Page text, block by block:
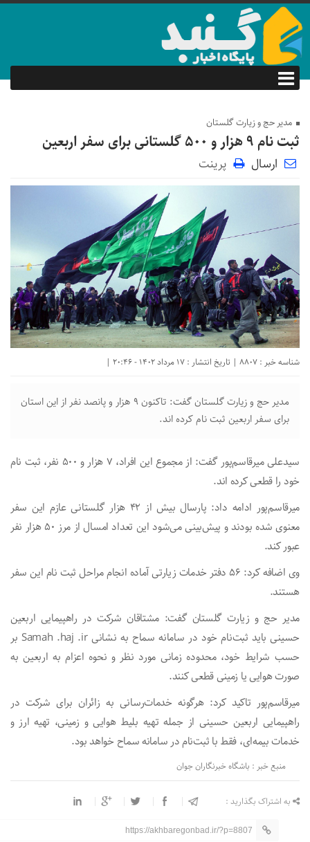
مدیر حج و زیارت گلستان
ثبت نام ۹ هزار و ۵۰۰ گلستانی برای سفر اربعین
ارسال پرینت
شناسه خبر : 8807 | تاریخ انتشار : 17 مرداد 1402 - 20:46 |
مدیر حج و زیارت گلستان گفت: تاکنون ۹ هزار و پانصد نفر از این استان
برای سفر اربعین ثبت نام کرده اند.
سیدعلی میرقاسم‌پور گفت: از مجموع این افراد، ۷ هزار و ۵۰۰ نفر، ثبت نام
خود را قطعی کرده اند.
میرقاسم‌پور ادامه داد: پارسال بیش از ۴۲ هزار گلستانی عازم این سفر
معنوی شده بودند و پیش‌بینی می‌شود این تعداد امسال از مرز ۵۰ هزار نفر
عبور کند.
وی اضافه کرد: ۵۶ دفتر خدمات زیارتی آماده انجام مراحل ثبت نام این سفر
هستند.
مدیر حج و زیارت گلستان گفت: مشتاقان شرکت در راهپیمایی اربعین
حسینی باید ثبت‌نام خود در سامانه سماح به نشانی Samah .haj .ir بر
حسب شرایط خود، محدوده زمانی مورد نظر و نحوه اعزام به اربعین به
صورت هوایی یا زمینی قطعی کنند.
میرقاسم‌پور تاکید کرد: هرگونه خدمات‌رسانی به زائران برای شرکت در
راهپیمایی اربعین حسینی از جمله تهیه بلیط هوایی و زمینی، تهیه ارز و
خدمات بیمه‌ای، فقط با ثبت‌نام در سامانه سماح خواهد بود.
منبع خبر : باشگاه خبرنگاران جوان
به اشتراک بگذارید :
https://akhbaregonbad.ir/?p=8807